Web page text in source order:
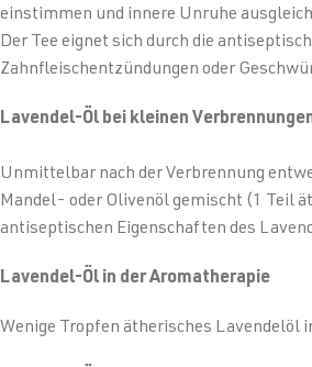
einstimmen und innere Unruhe
Der Tee eignet sich durch die
Zahnfleischentzündungen oder
Lavendel-Öl bei kleinen
Unmittelbar nach der Verbrennung
Mandel- oder Olivenöl gemischt (1 Teil
antiseptischen Eigenschaften des
Lavendel-Öl in der Aromatherapie
Wenige Tropfen ätherisches Lavendelöl